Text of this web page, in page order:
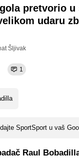
pretvorio
udaru
Šljivak
1
SportSport u vaš
Raul